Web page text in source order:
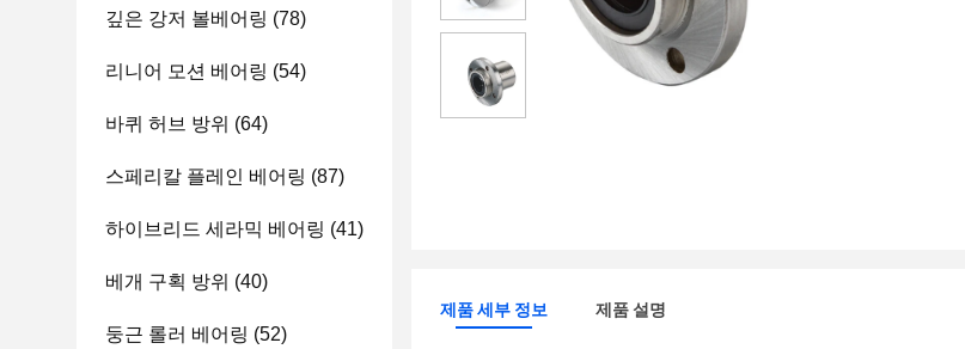
깊은 강저 볼베어링 (78)
리니어 모션 베어링 (54)
바퀴 허브 방위 (64)
스페리칼 플레인 베어링 (87)
하이브리드 세라믹 베어링 (41)
베개 구획 방위 (40)
둥근 롤러 베어링 (52)
제품 세부 정보 제품 설명